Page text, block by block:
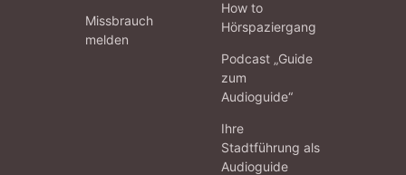
Missbrauch
melden
How to
Hörspaziergang
Podcast „Guide
zum
Audioguide“
Ihre
Stadtführung als
Audioguide